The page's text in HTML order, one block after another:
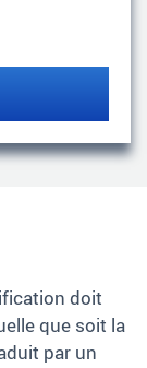
doit
que soit la
par un